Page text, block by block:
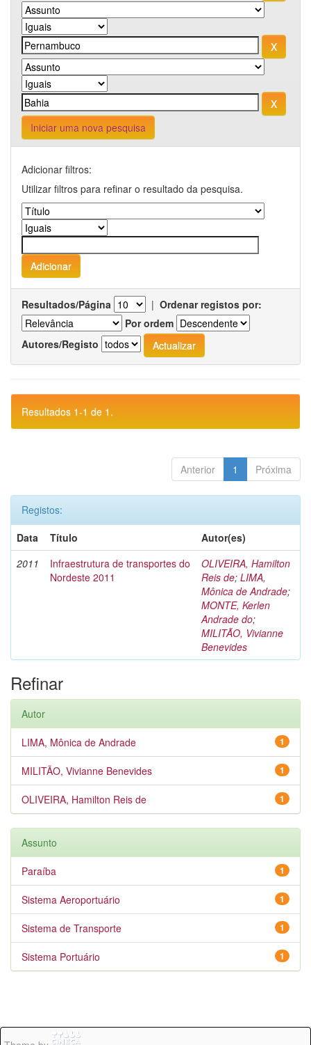
Iniciar uma nova pesquisa
Adicionar filtros:
Utilizar filtros para refinar o resultado da pesquisa.
Resultados/Página | Ordenar registos por:
Por ordem
Autores/Registo
Resultados 1-1 de 1.
Anterior 1 Próxima
Registos:
Data
Título
Autor(es)
2011
Infraestrutura de transportes do
Nordeste 2011
OLIVEIRA, Hamilton
Reis de; LIMA,
Mônica de Andrade;
MONTE, Kerlen
Andrade do;
MILITÃO, Vivianne
Benevides
Refinar
Autor
1
LIMA, Mônica de Andrade
1
MILITÃO, Vivianne Benevides
1
OLIVEIRA, Hamilton Reis de
Assunto
1
Paraíba
1
Sistema Aeroportuário
1
Sistema de Transporte
1
Sistema Portuário